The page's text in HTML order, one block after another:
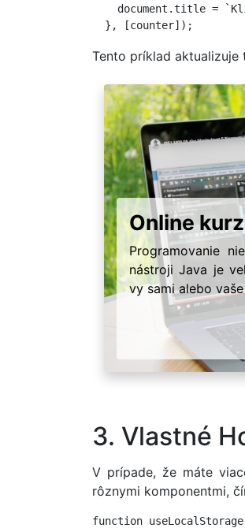
document.title =
  }, [counter]);
Tento príklad
Online
Programovanie
nástroji Java je
vy sami alebo
3. Vlastné
V prípade, že máte
rôznymi komponentmi,
function